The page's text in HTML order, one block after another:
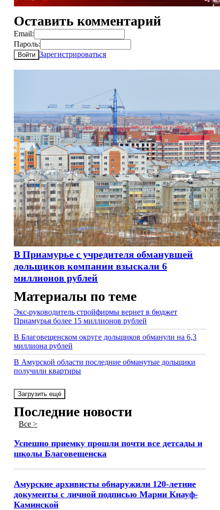
Оставить комментарий
Email:
Пароль:
Войти Зарегистрироваться
В Приамурье с учредителя обманувшей
дольщиков компании взыскали 6
миллионов рублей
Материалы по теме
Экс-руководитель стройфирмы вернет в бюджет
Приамурья более 15 миллионов рублей
В Благовещенском округе дольщиков обманули на 6,3
миллиона рублей
В Амурской области последние обманутые дольщики
получили квартиры
Загрузить ещё
Последние новости
Все >
Успешно приемку прошли почти все детсады и
школы Благовещенска
Амурские архивисты обнаружили 120-летние
документы с личной подписью Марии Кнауф-
Каминской